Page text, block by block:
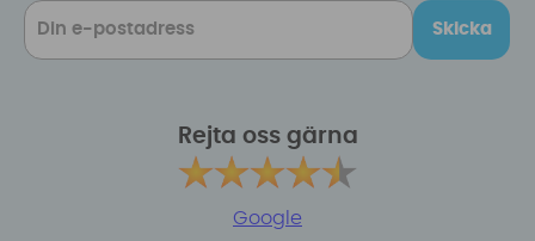
Skicka
Rejta oss gärna
Google